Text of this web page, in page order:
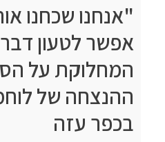
"אנחנו שכחנו
אפשר לטעון
המחלוקת על
ההנצחה של
בכפר עזה